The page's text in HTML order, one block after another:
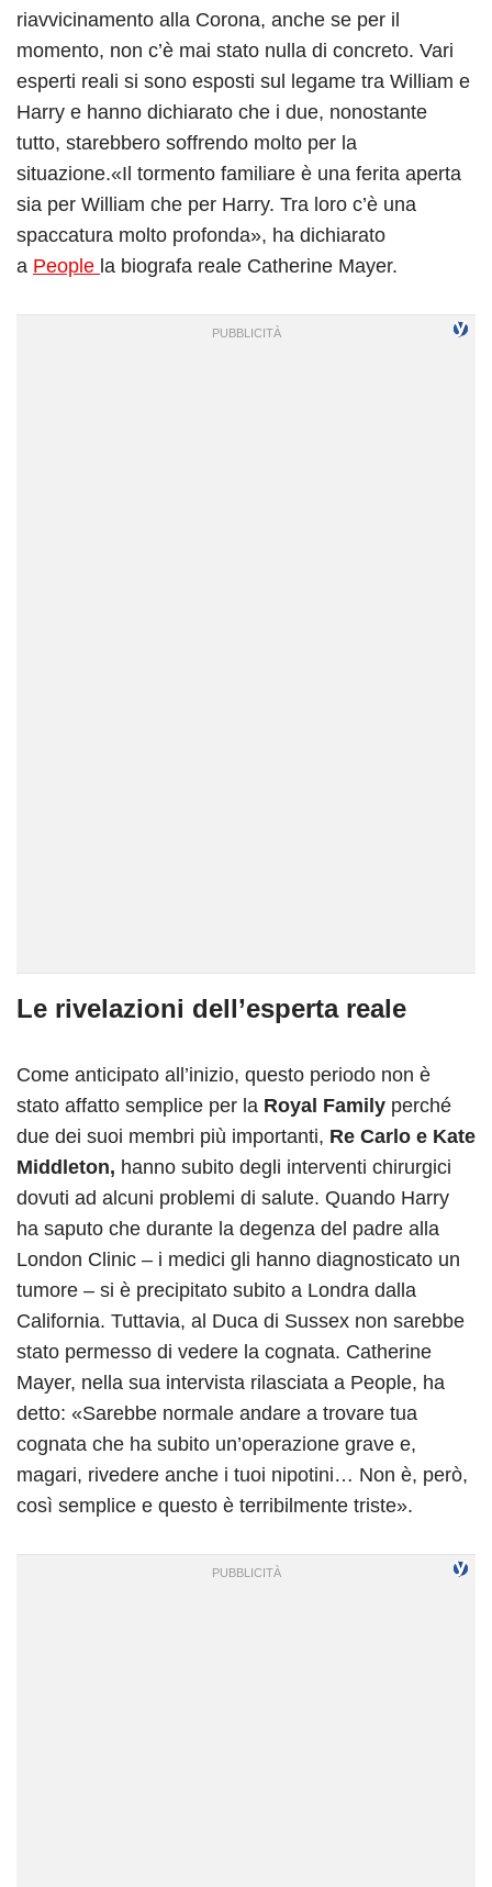
riavvicinamento alla Corona, anche se per il
momento, non c’è mai stato nulla di concreto. Vari
esperti reali si sono esposti sul legame tra William e
Harry e hanno dichiarato che i due, nonostante
tutto, starebbero soffrendo molto per la
situazione.«Il tormento familiare è una ferita aperta
sia per William che per Harry. Tra loro c’è una
spaccatura molto profonda», ha dichiarato
a People la biografa reale Catherine Mayer.
Le rivelazioni dell’esperta reale
Come anticipato all’inizio, questo periodo non è
stato affatto semplice per la Royal Family perché
due dei suoi membri più importanti, Re Carlo e Kate
Middleton, hanno subito degli interventi chirurgici
dovuti ad alcuni problemi di salute. Quando Harry
ha saputo che durante la degenza del padre alla
London Clinic – i medici gli hanno diagnosticato un
tumore – si è precipitato subito a Londra dalla
California. Tuttavia, al Duca di Sussex non sarebbe
stato permesso di vedere la cognata. Catherine
Mayer, nella sua intervista rilasciata a People, ha
detto: «Sarebbe normale andare a trovare tua
cognata che ha subito un’operazione grave e,
magari, rivedere anche i tuoi nipotini… Non è, però,
così semplice e questo è terribilmente triste».